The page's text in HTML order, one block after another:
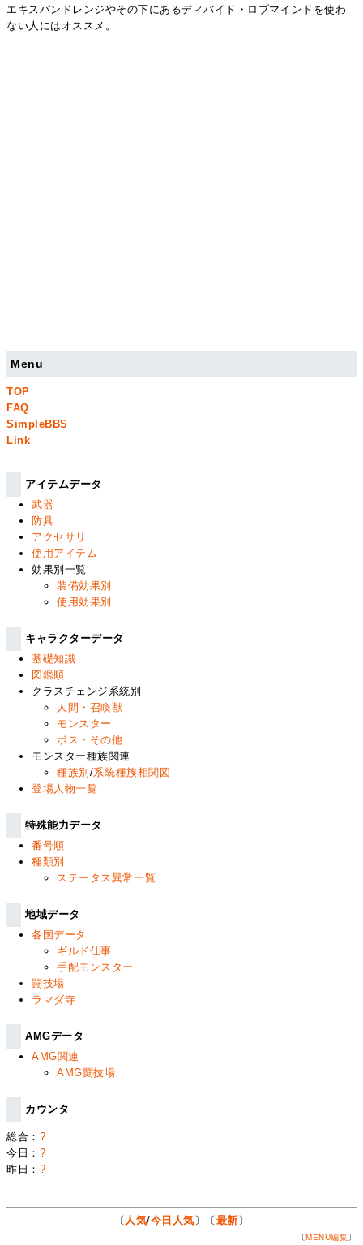
エキスパンドレンジやその下にあるディバイド・ロブマインドを使わ
ない人にはオススメ。
Menu
TOP
FAQ
SimpleBBS
Link
アイテムデータ
武器
防具
アクセサリ
使用アイテム
効果別一覧
装備効果別
使用効果別
キャラクターデータ
基礎知識
図鑑順
クラスチェンジ系統別
人間・召喚獣
モンスター
ボス・その他
モンスター種族関連
種族別 /系統種族相関図
登場人物一覧
特殊能力データ
番号順
種類別
ステータス異常一覧
地域データ
各国データ
ギルド仕事
手配モンスター
闘技場
ラマダ寺
AMGデータ
AMG関連
AMG闘技場
カウンタ
総合： ?
今日： ?
昨日： ?
〔 人気/今日人気 〕〔 最新 〕
〔 MENU編集〕